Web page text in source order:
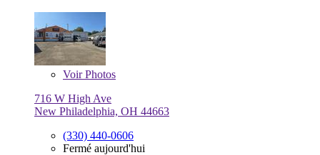
VoirPhotos
716 W High Ave
New Philadelphia, OH 44663
(330) 440-0606
Fermé aujourd'hui